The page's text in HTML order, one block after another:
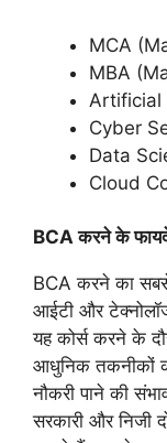
MCA
MBA
Artificial
Cyber
Data
Cloud
BCA करने के
BCA करने का
आईटी और
यह कोर्स करने के
आधुनिक तकनीकों
नौकरी पाने की
सरकारी और निजी